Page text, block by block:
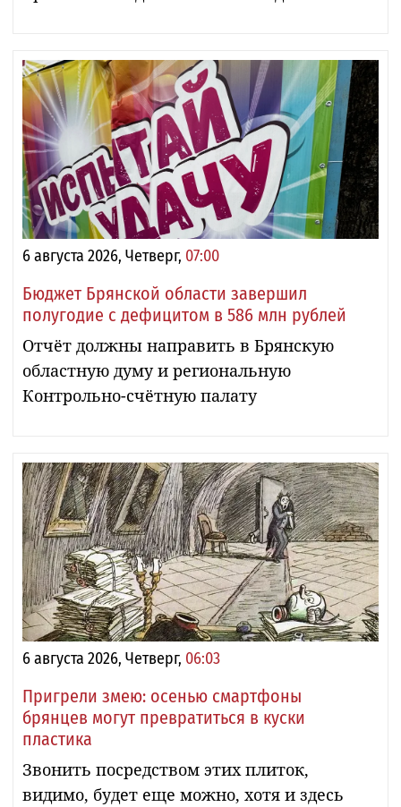
6 августа 2026, Четверг, 07:00
Бюджет Брянской области завершил
полугодие с дефицитом в 586 млн рублей
Отчёт должны направить в Брянскую
областную думу и региональную
Контрольно-счётную палату
6 августа 2026, Четверг, 06:03
Пригрели змею: осенью смартфоны
брянцев могут превратиться в куски
пластика
Звонить посредством этих плиток,
видимо, будет еще можно, хотя и здесь